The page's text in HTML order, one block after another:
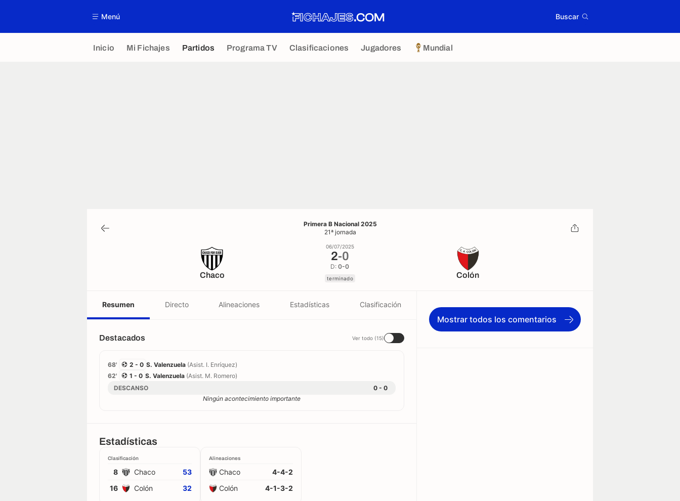
Menú Buscar
Inicio Mi Fichajes Partidos Programa TV Clasificaciones Jugadores Mundial
Primera B Nacional 2025
21ª jornada
Chaco
06/07/2025
2-0
D:0-0
terminado Colón
Resumen Directo Alineaciones Estadísticas Clasificación
Destacados Ver todo (15)
68' 2 - 0 S. Valenzuela (Asist. I. Enríquez)
62'
1 - 0 S. Valenzuela (Asist. M. Romero)
DESCANSO
0 - 0
Ningún acontecimiento importante
Estadísticas
Clasificación
8 Chaco
53
16
Colón 32
Alineaciones
Chaco
4-4-2
Colón
4-1-3-2
Mostrar todos los comentarios